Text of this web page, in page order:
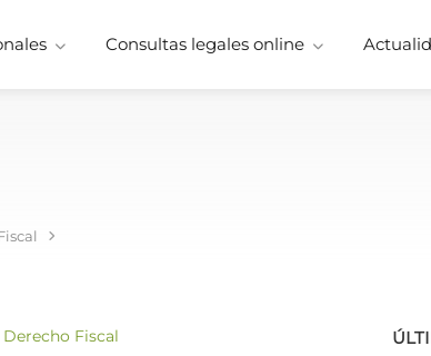
Consultas legales online
Derecho Fiscal